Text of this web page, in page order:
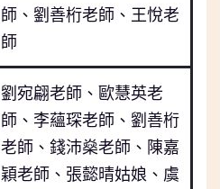
師、劉善桁老師、王悅老
師
劉宛翩老師、歐慧英老
師、李蘊琛老師、劉善桁
老師、錢沛燊老師、陳嘉
穎老師、張懿晴姑娘、虞